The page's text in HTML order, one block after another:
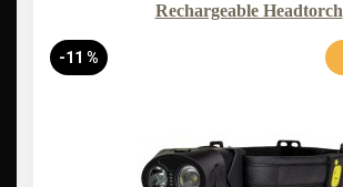
Rechargeable Headtorch
-11 %